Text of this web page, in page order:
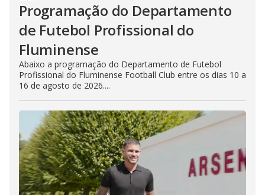
Programação do Departamento
de Futebol Profissional do
Fluminense
Abaixo a programação do Departamento de Futebol
Profissional do Fluminense Football Club entre os dias 10 a
16 de agosto de 2026....